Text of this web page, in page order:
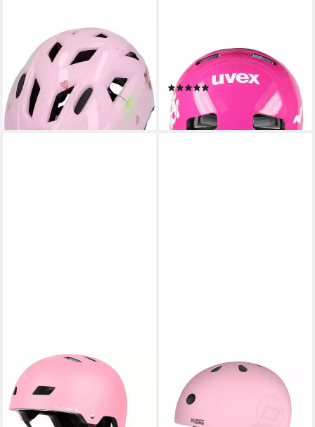
FISCHER FAHRRAD
Kinderfahrradhelm Plus
Princess XS/S
39,99 €
lieferbar - in 1-2 Werktagen bei dir
Kinderfahrradhelm Kid 3
scary-pink
(2)
54,50 €
lieferbar - in 4-5 Werktagen bei dir